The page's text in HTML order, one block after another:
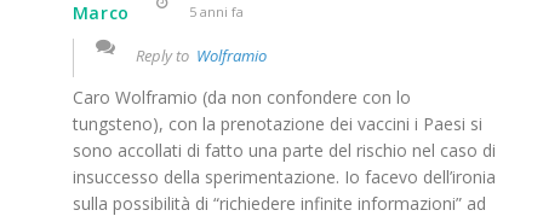
Marco 5 anni fa
Reply to Wolframio
Caro Wolframio (da non confondere con lo
tungsteno), con la prenotazione dei vaccini i Paesi si
sono accollati di fatto una parte del rischio nel caso di
insuccesso della sperimentazione. Io facevo dell’ironia
sulla possibilità di “richiedere infinite informazioni” ad